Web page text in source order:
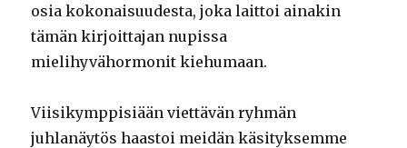
osia kokonaisuudesta, joka laittoi ainakin
tämän kirjoittajan nupissa
mielihyvähormonit kiehumaan.
Viisikymppisiään viettävän ryhmän
juhlanäytös haastoi meidän käsityksemme